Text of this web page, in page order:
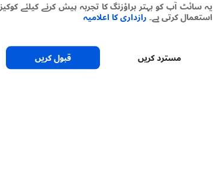
یہ سائٹ آپ کو بہتر براؤزنگ کا تجربہ پیش کرنے کیلئے کوکیز
استعمال کرتی ہے۔ رازداری کا اعلامیہ
مسترد کریں قبول کریں